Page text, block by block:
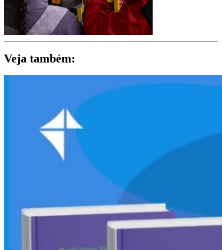
Veja também: